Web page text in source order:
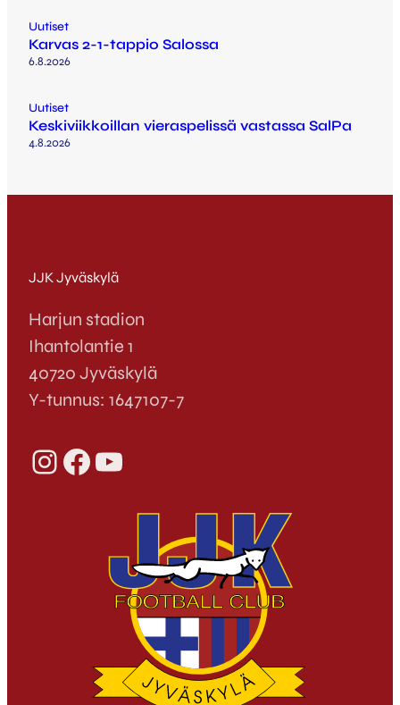
Uutiset
Karvas 2-1-tappio Salossa
6.8.2026
Uutiset
Keskiviikkoillan vieraspelissä vastassa SalPa
4.8.2026
JJK Jyväskylä
Harjun stadion
Ihantolantie 1
40720 Jyväskylä
Y-tunnus: 1647107-7
InstagramFacebook YouTube